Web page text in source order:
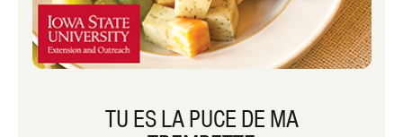
TU ES LA PUCE DE MA